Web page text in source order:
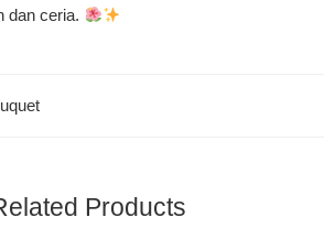
dan ceria.
Products